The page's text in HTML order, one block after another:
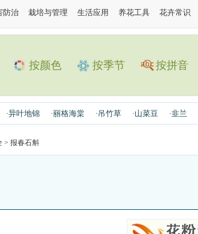
防治 栽培与管理 生活应用 养花工具 花卉常识
按颜色 按季节 按拼音
·异叶地锦 ·丽格海棠 ·吊竹草 ·山菜豆 ·韭兰
> 报春石斛